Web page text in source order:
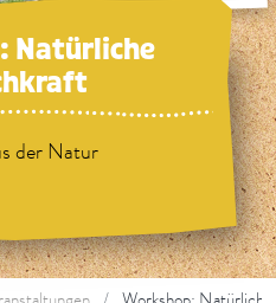
Natürliche
der Natur